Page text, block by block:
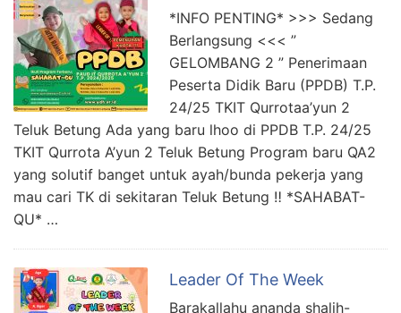
*INFO PENTING* >>> Sedang
Berlangsung <<< ”
GELOMBANG 2 ” Penerimaan
Peserta Didik Baru (PPDB) T.P.
24/25 TKIT Qurrotaa’yun 2
Teluk Betung Ada yang baru lhoo di PPDB T.P. 24/25
TKIT Qurrota A’yun 2 Teluk Betung Program baru QA2
yang solutif banget untuk ayah/bunda pekerja yang
mau cari TK di sekitaran Teluk Betung ‼️ *SAHABAT-
QU* …
Leader Of The Week
Barakallahu ananda shalih-